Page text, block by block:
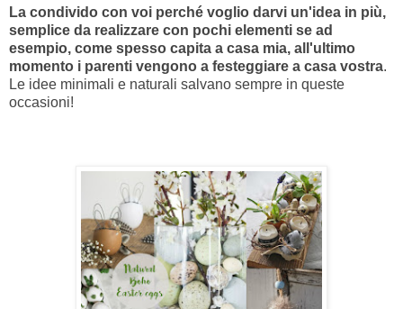
La condivido con voi perché voglio darvi un'idea in più,
semplice da realizzare con pochi elementi se ad
esempio, come spesso capita a casa mia, all'ultimo
momento i parenti vengono a festeggiare a casa vostra.
Le idee minimali e naturali salvano sempre in queste
occasioni!